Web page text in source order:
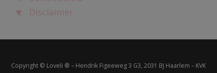
Disclaimer
Copyright © Loveli ® – Hendrik Figeeweg 3 G3, 2031 BJ Haarlem – KVK